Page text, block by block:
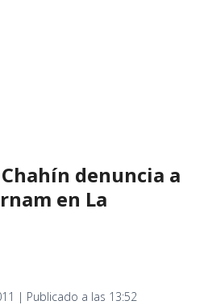
denuncia a
en La
| Publicado a las 13:52